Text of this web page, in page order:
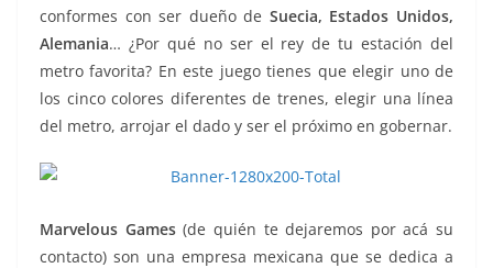
conformes con ser dueño de Suecia, Estados Unidos,
Alemania… ¿Por qué no ser el rey de tu estación del
metro favorita? En este juego tienes que elegir uno de
los cinco colores diferentes de trenes, elegir una línea
del metro, arrojar el dado y ser el próximo en gobernar.
Marvelous Games(de quién te dejaremos por acá su
contacto) son una empresa mexicana que se dedica a